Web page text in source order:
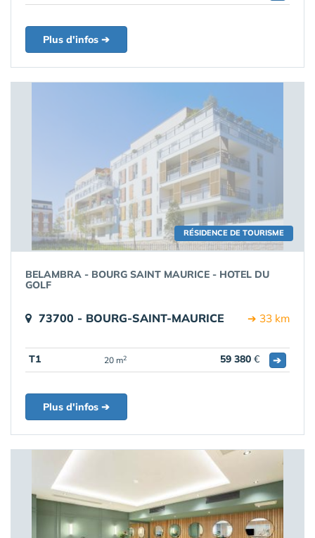
Plus d'infos ➔
RÉSIDENCE DE TOURISME
BELAMBRA - BOURG SAINT MAURICE - HOTEL DU
GOLF
73700 - BOURG-SAINT-MAURICE ➔ 33 km
T1 20 m2 59 380 € ➔
Plus d'infos ➔